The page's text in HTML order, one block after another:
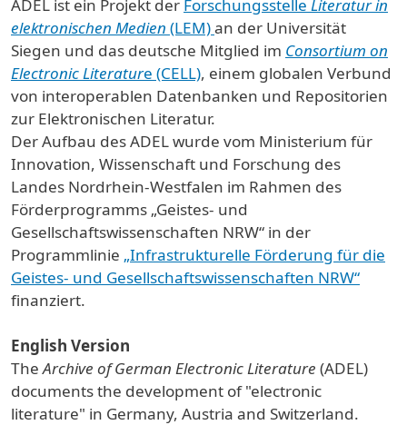
ADEL ist ein Projekt der Forschungsstelle Literatur in
elektronischen Medien (LEM)an der Universität
Siegen und das deutsche Mitglied im Consortium on
Electronic Literature (CELL), einem globalen Verbund
von interoperablen Datenbanken und Repositorien
zur Elektronischen Literatur.
Der Aufbau des ADEL wurde vom Ministerium für
Innovation, Wissenschaft und Forschung des
Landes Nordrhein-Westfalen im Rahmen des
Förderprogramms „Geistes- und
Gesellschaftswissenschaften NRW“ in der
Programmlinie „Infrastrukturelle Förderung für die
Geistes- und Gesellschaftswissenschaften NRW“
finanziert.
English Version
TheArchive of German Electronic Literature (ADEL)
documents the development of "electronic
literature" in Germany, Austria and Switzerland.